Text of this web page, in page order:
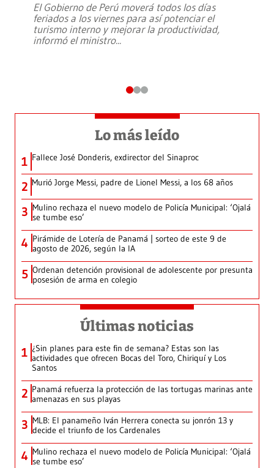
El Gobierno de Perú moverá todos los días
feriados a los viernes para así potenciar el
turismo interno y mejorar la productividad,
informó el ministro...
Lo más leído
1 Fallece José Donderis, exdirector del Sinaproc
2 Murió Jorge Messi, padre de Lionel Messi, a los 68 años
3 Mulino rechaza el nuevo modelo de Policía Municipal: ‘Ojalá
se tumbe eso’
4 Pirámide de Lotería de Panamá | sorteo de este 9 de
agosto de 2026, según la IA
5 Ordenan detención provisional de adolescente por presunta
posesión de arma en colegio
Últimas noticias
1 ¿Sin planes para este fin de semana? Estas son las
actividades que ofrecen Bocas del Toro, Chiriquí y Los
Santos
2 Panamá refuerza la protección de las tortugas marinas ante
amenazas en sus playas
3 MLB: El panameño Iván Herrera conecta su jonrón 13 y
decide el triunfo de los Cardenales
4 Mulino rechaza el nuevo modelo de Policía Municipal: ‘Ojalá
se tumbe eso’